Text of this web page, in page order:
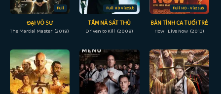
Full
ĐẠI VÕ SƯ
The Martial Master (2019)
Full HD VietSub
TẦM NÃ SÁT THỦ
Driven to Kill (2009)
Full HD - Vietsub
BẢN TÌNH CA TUỔI TRẺ
How I Live Now (2013)